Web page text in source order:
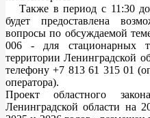
Также в период с 11:30
будет предоставлена
вопросы по обсуждаемой
006 - для стационарных
территории Ленинградской
телефону +7 813 61 315 01
оператора).
Проект областного
Ленинградской области на